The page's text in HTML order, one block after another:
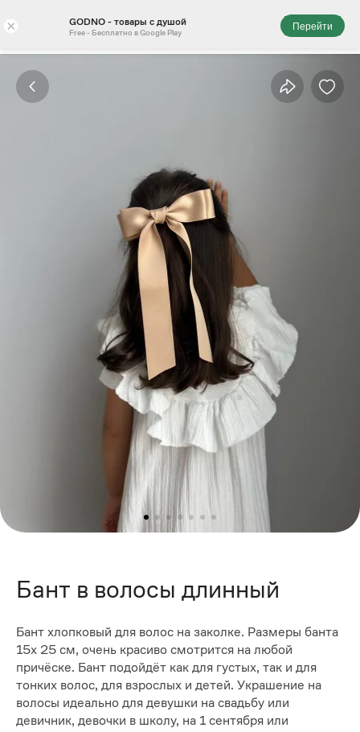
× GODNO - товары с душой
Free - Бесплатно в Google Play
Перейти
Бант в волосы длинный
Бант хлопковый для волос на заколке. Размеры банта
15х 25 см, очень красиво смотрится на любой
причёске. Бант подойдёт как для густых, так и для
тонких волос, для взрослых и детей. Украшение на
волосы идеально для девушки на свадьбу или
девичник, девочки в школу, на 1 сентября или